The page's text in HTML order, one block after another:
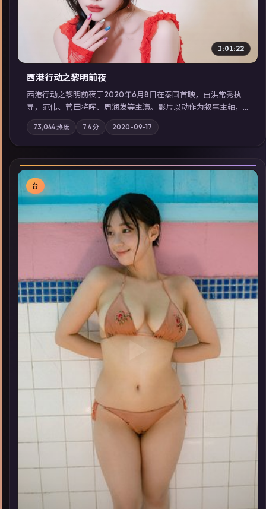
1:01:22
西港行动之黎明前夜
西港行动之黎明前夜于2020年6月8日在泰国首映，由洪常秀执
导，范伟、菅田将晖、周润发等主演。影片以动作为叙事主轴，
亲情与职责必须在倒计时结束前做出抉择；摄影与配乐强化地域
气质；站内亦可通过「国产免费观看高清电视剧在线看」延展检
索同类型高分佳作，畅享高清在线追剧体验。
73,044热度 7.4分 2020-09-17
▶
台